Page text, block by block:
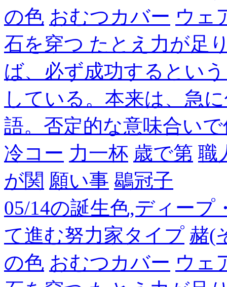
の色 おむつカバー ウェ
石を穿つ たとえ力が足
ば、必ず成功するとい
している。本来は、急
語。否定的な意味合い
冷コー 力一杯 歳で第 職
が関 願い事 鶡冠子
05/14の誕生色,ディー
て進む努力家タイプ 赭(
の色 おむつカバー ウェ